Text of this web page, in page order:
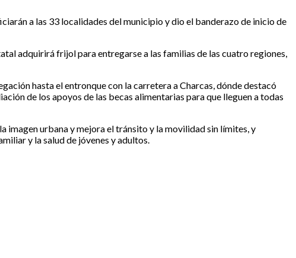
a las 33 localidades del municipio y dio el banderazo de inicio de
adquirirá frijol para entregarse a las familias de las cuatro regiones,
hasta el entronque con la carretera a Charcas, dónde destacó
de los apoyos de las becas alimentarias para que lleguen a todas
imagen urbana y mejora el tránsito y la movilidad sin límites, y
y la salud de jóvenes y adultos.